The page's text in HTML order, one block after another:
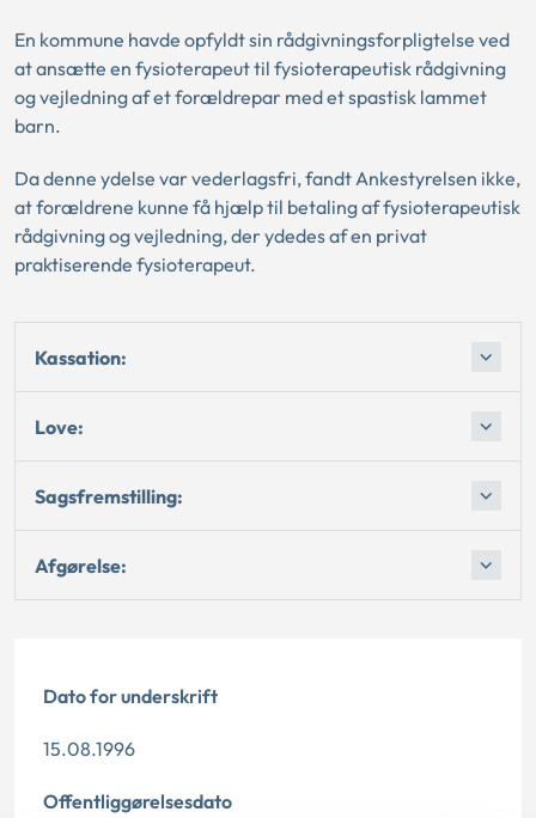
En kommune havde opfyldt sin rådgivningsforpligtelse ved
at ansætte en fysioterapeut til fysioterapeutisk rådgivning
og vejledning af et forældrepar med et spastisk lammet
barn.
Da denne ydelse var vederlagsfri, fandt Ankestyrelsen ikke,
at forældrene kunne få hjælp til betaling af fysioterapeutisk
rådgivning og vejledning, der ydedes af en privat
praktiserende fysioterapeut.
Kassation:
Love:
Sagsfremstilling:
Afgørelse:
Dato for underskrift
15.08.1996
Offentliggørelsesdato